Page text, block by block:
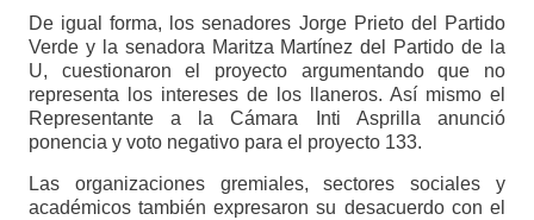
De igual forma, los senadores Jorge Prieto del Partido
Verde y la senadora Maritza Martínez del Partido de la
U, cuestionaron el proyecto argumentando que no
representa los intereses de los llaneros. Así mismo el
Representante a la Cámara Inti Asprilla anunció
ponencia y voto negativo para el proyecto 133.
Las organizaciones gremiales, sectores sociales y
académicos también expresaron su desacuerdo con el